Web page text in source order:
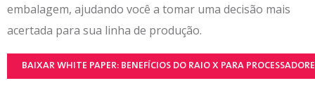
embalagem, ajudando você a tomar uma decisão mais
acertada para sua linha de produção.
BAIXAR WHITE PAPER: BENEFÍCIOS DO RAIO X PARA